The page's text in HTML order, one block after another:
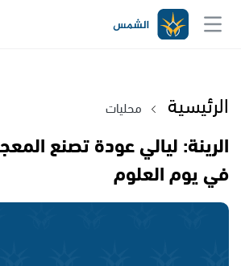
الرئيسية محليات
الرينة: ليالي عودة تصنع
في يوم العلوم